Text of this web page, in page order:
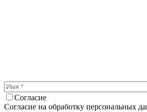
Согласие
Согласие на обработку персональных